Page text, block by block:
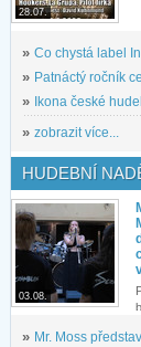
28.07.
» Co chystá label
» Patnáctý ročník
»
Ikona české
» zobrazit více...
HUDEBNÍ
03.08.
» Mr. Moss